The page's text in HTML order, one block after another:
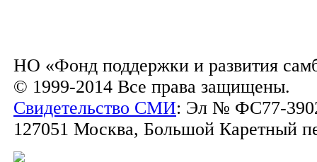
НО «Фонд поддержки и развития
© 1999-2014 Все права защищены.
Свидетельство СМИ: Эл № ФС77-
127051 Москва, Большой Каретный